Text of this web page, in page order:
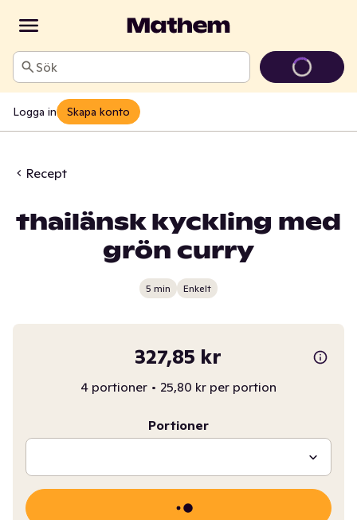
Sök
Logga in Skapa konto
Recept
thailänsk kyckling med
grön curry
5 min Enkelt
327,85 kr
4 portioner • 25,80 kr per portion
Portioner